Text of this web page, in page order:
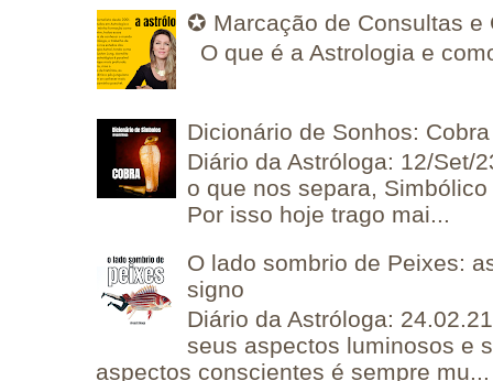
✪ Marcação de Consultas e
O que é a Astrologia e
Dicionário de Sonhos: Cobra
Diário da Astróloga: 12/Set/
o que nos separa,
Por isso hoje trago mai...
O lado sombrio de Peixes:
signo
Diário da Astróloga:
seus aspectos luminosos e
aspectos conscientes é sempre mu...